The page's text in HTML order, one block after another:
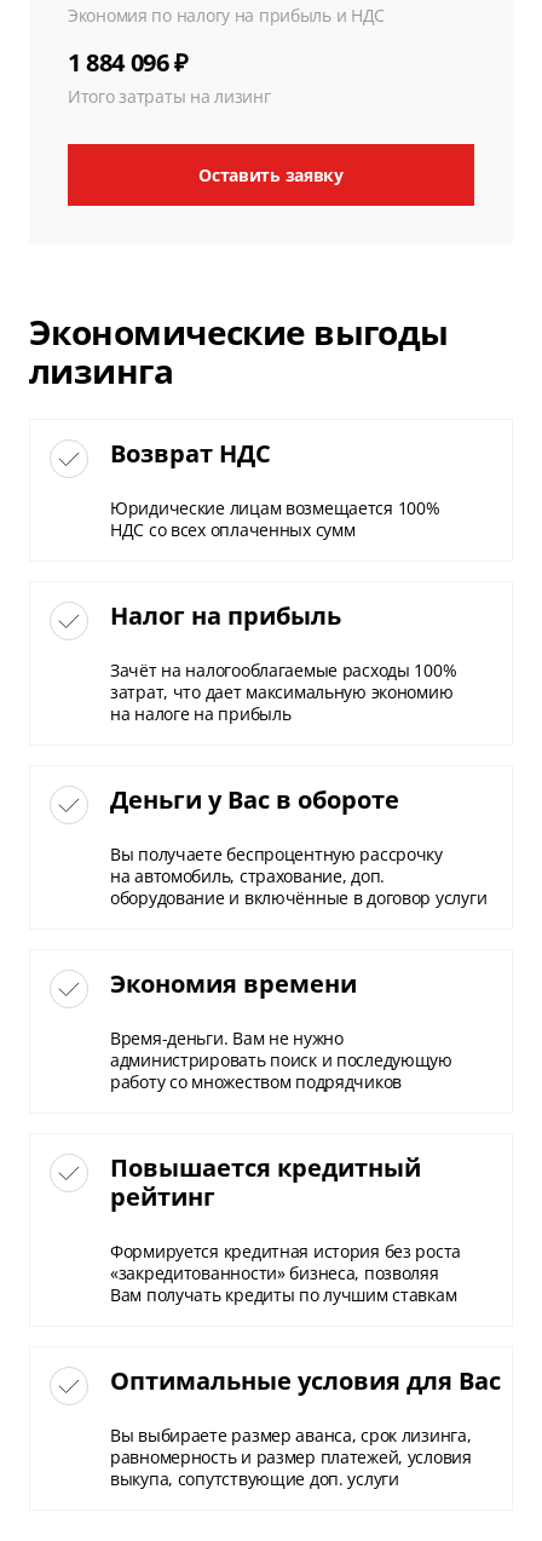
Экономия по налогу на прибыль и НДС
1 884 096 ₽
Итого затраты на лизинг
Оставить заявку
Экономические выгоды
лизинга
Возврат НДС
Юридические лицам возмещается 100%
НДС со всех оплаченных сумм
Налог на прибыль
Зачёт на налогооблагаемые расходы 100%
затрат, что дает максимальную экономию
на налоге на прибыль
Деньги у Вас в обороте
Вы получаете беспроцентную рассрочку
на автомобиль, страхование, доп.
оборудование и включённые в договор услуги
Экономия времени
Время-деньги. Вам не нужно
администрировать поиск и последующую
работу со множеством подрядчиков
Повышается кредитный
рейтинг
Формируется кредитная история без роста
«закредитованности» бизнеса, позволяя
Вам получать кредиты по лучшим ставкам
Оптимальные условия для Вас
Вы выбираете размер аванса, срок лизинга,
равномерность и размер платежей, условия
выкупа, сопутствующие доп. услуги